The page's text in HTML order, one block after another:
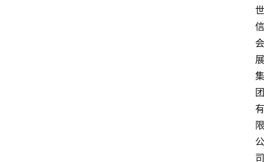
世
信
会
展
集
团
有
限
公
司